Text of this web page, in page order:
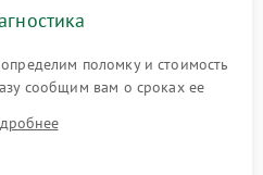
поломку и стоимость
сообщим вам о сроках ее